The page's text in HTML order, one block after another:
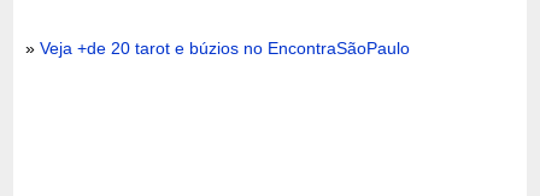
»Veja +de 20 tarot e búzios no EncontraSãoPaulo